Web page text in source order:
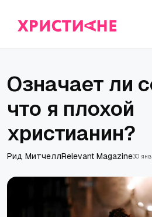
Означает ли
что я плохой
христианин?
Рид МитчеллRelevant Magazine30